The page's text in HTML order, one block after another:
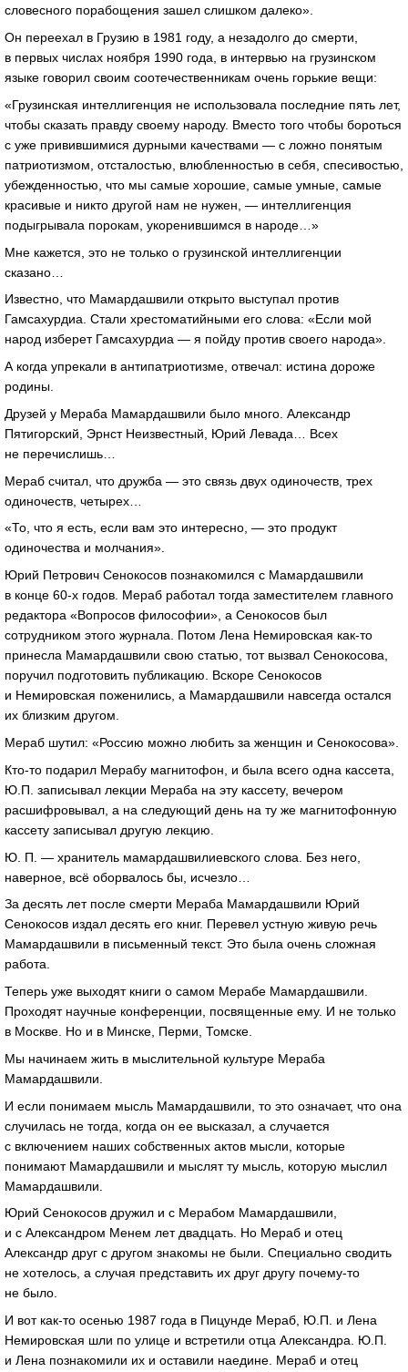
словесного порабощения зашел слишком далеко».
Он переехал в Грузию в 1981 году, а незадолго до смерти,
в первых числах ноября 1990 года, в интервью на грузинском
языке говорил своим соотечественникам очень горькие вещи:
«Грузинская интеллигенция не использовала последние пять лет,
чтобы сказать правду своему народу. Вместо того чтобы бороться
с уже привившимися дурными качествами — с ложно понятым
патриотизмом, отсталостью, влюбленностью в себя, спесивостью,
убежденностью, что мы самые хорошие, самые умные, самые
красивые и никто другой нам не нужен, — интеллигенция
подыгрывала порокам, укоренившимся в народе…»
Мне кажется, это не только о грузинской интеллигенции
сказано…
Известно, что Мамардашвили открыто выступал против
Гамсахурдиа. Стали хрестоматийными его слова: «Если мой
народ изберет Гамсахурдиа — я пойду против своего народа».
А когда упрекали в антипатриотизме, отвечал: истина дороже
родины.
Друзей у Мераба Мамардашвили было много. Александр
Пятигорский, Эрнст Неизвестный, Юрий Левада… Всех
не перечислишь…
Мераб считал, что дружба — это связь двух одиночеств, трех
одиночеств, четырех…
«То, что я есть, если вам это интересно, — это продукт
одиночества и молчания».
Юрий Петрович Сенокосов познакомился с Мамардашвили
в конце 60-х годов. Мераб работал тогда заместителем главного
редактора «Вопросов философии», а Сенокосов был
сотрудником этого журнала. Потом Лена Немировская как-то
принесла Мамардашвили свою статью, тот вызвал Сенокосова,
поручил подготовить публикацию. Вскоре Сенокосов
и Немировская поженились, а Мамардашвили навсегда остался
их близким другом.
Мераб шутил: «Россию можно любить за женщин и Сенокосова».
Кто-то подарил Мерабу магнитофон, и была всего одна кассета,
Ю.П. записывал лекции Мераба на эту кассету, вечером
расшифровывал, а на следующий день на ту же магнитофонную
кассету записывал другую лекцию.
Ю. П. — хранитель мамардашвилиевского слова. Без него,
наверное, всё оборвалось бы, исчезло…
За десять лет после смерти Мераба Мамардашвили Юрий
Сенокосов издал десять его книг. Перевел устную живую речь
Мамардашвили в письменный текст. Это была очень сложная
работа.
Теперь уже выходят книги о самом Мерабе Мамардашвили.
Проходят научные конференции, посвященные ему. И не только
в Москве. Но и в Минске, Перми, Томске.
Мы начинаем жить в мыслительной культуре Мераба
Мамардашвили.
И если понимаем мысль Мамардашвили, то это означает, что она
случилась не тогда, когда он ее высказал, а случается
с включением наших собственных актов мысли, которые
понимают Мамардашвили и мыслят ту мысль, которую мыслил
Мамардашвили.
Юрий Сенокосов дружил и с Мерабом Мамардашвили,
и с Александром Менем лет двадцать. Но Мераб и отец
Александр друг с другом знакомы не были. Специально сводить
не хотелось, а случая представить их друг другу почему-то
не было.
И вот как-то осенью 1987 года в Пицунде Мераб, Ю.П. и Лена
Немировская шли по улице и встретили отца Александра. Ю.П.
и Лена познакомили их и оставили наедине. Мераб и отец